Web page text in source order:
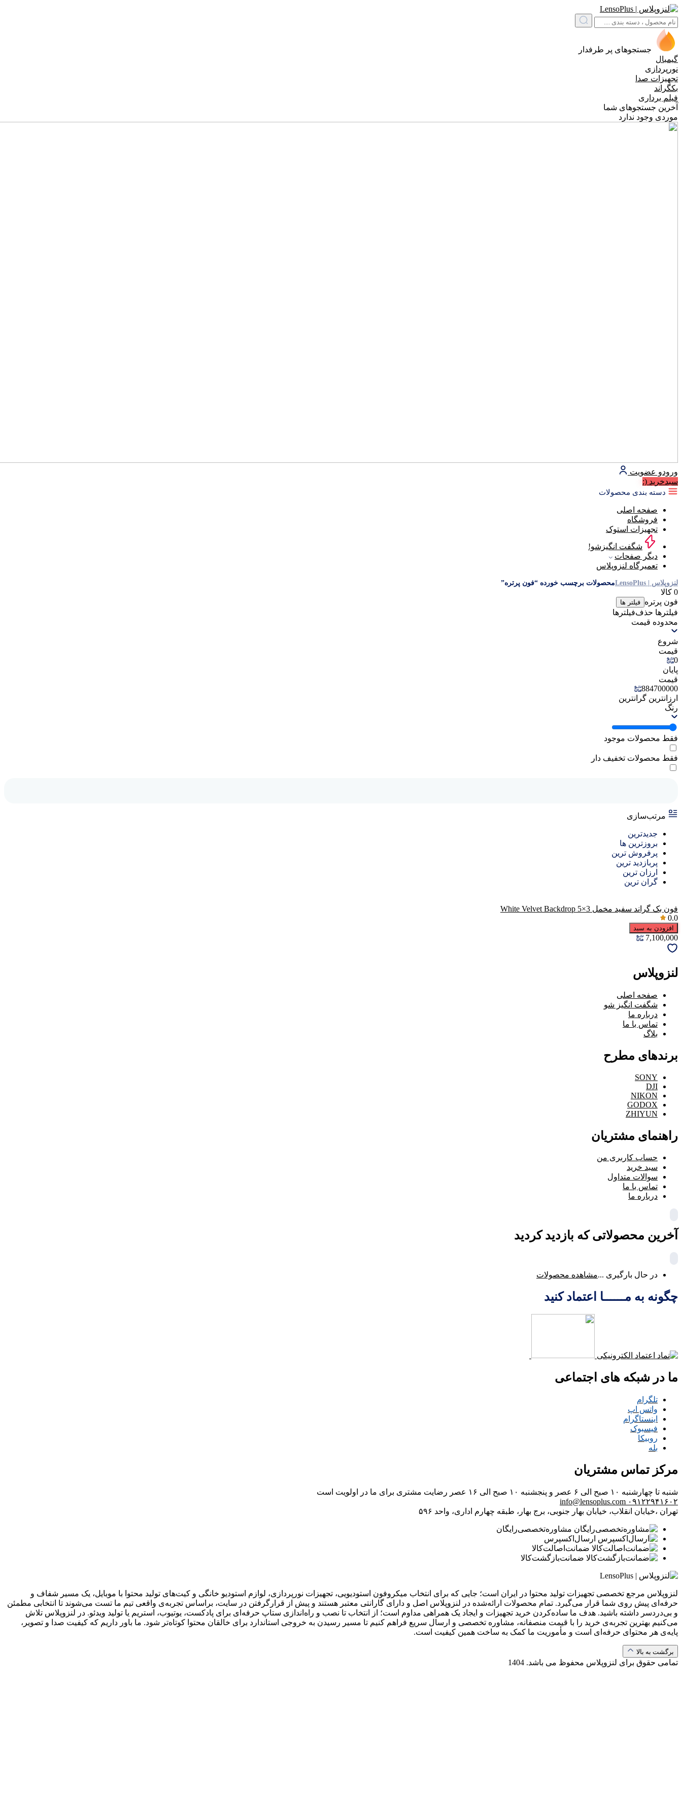
جستجوهای پر طرفدار
گیمبال
نورپردازی
تجهیزات صدا
بکگراند
فیلم برداری
آخرین جستجوهای شما
موردی وجود ندارد
ورودو عضویت
سبد‌خرید (:
دسته بندی محصولات
صفحه اصلی
فروشگاه
تجهیزات استوک
شگفت انگیزشو!
دیگر صفحات
تعمیرگاه لنزوپلاس
لنزوپلاس | LensoPlus محصولات برچسب خورده “فون پرتره”
0 کالا
فون پرتره فیلتر ها
فیلترها حذف‌فیلتر‌ها
محدوده قیمت
شروع
قیمت
0
پایان
قیمت
884700000
ارزانترین گرانترین
رنگ
فقط محصولات موجود
فقط محصولات تخفیف دار
مرتب‌سازی
جدیدترین
بروزترین ها
پرفروش ترین
پربازدید ترین
ارزان ترین
گران ترین
فون بک گراند سفید مخمل White Velvet Backdrop 5×3
0.0
افزودن به سبد
7,100,000
لنزوپلاس
صفحه اصلی
شگفت انگیز شو
درباره ما
تماس با ما
بلاگ
برندهای مطرح
SONY
DJI
NIKON
GODOX
ZHIYUN
راهنمای مشتریان
حساب کاربری من
سبد خرید
سوالات متداول
تماس با ما
درباره ما
آخرین محصولاتی که بازدید کردید
در حال بارگیری ...مشاهده محصولات
چگونه به مــــــا اعتماد کنید
ما در شبکه های اجتماعی
تلگرام
واتس اپ
اینستاگرام
فیسبوک
روبیکا
بله
مرکز تماس مشتریان
شنبه تا چهارشنبه ۱۰ صبح الی ۶ عصر و پنجشنبه ۱۰ صبح الی ۱۶ عصر
رضایت مشتری برای ما در اولویت است
۰۹۱۲۲۹۴۱۶۰۲ info@lensoplus.com
تهران ،خیابان انقلاب، خیابان بهار جنوبی، برج بهار، طبقه چهارم اداری، واحد ۵۹۶
مشاوره‌تخصصی‌رایگان
ارسال‌اکسپرس
ضمانت‌اصالت‌کالا
ضمانت‌بازگشت‌کالا
لنزوپلاس مرجع تخصصی تجهیزات تولید محتوا در ایران است؛ جایی که برای انتخاب میکروفون استودیویی، تجهیزات نورپردازی، لوازم استودیو خانگی و کیت‌های تولید محتوا با موبایل، یک مسیر شفاف و
حرفه‌ای پیش روی شما قرار می‌گیرد. تمام محصولات ارائه‌شده در لنزوپلاس اصل و دارای گارانتی معتبر هستند و پیش از قرارگرفتن در سایت، براساس تجربه‌ی واقعی تیم ما تست می‌شوند تا انتخابی مطمئن
و بی‌دردسر داشته باشید. هدف ما ساده‌کردن خرید تجهیزات و ایجاد یک همراهی مداوم است؛ از انتخاب تا نصب و راه‌اندازی ستاپ حرفه‌ای برای پادکست، یوتیوب، استریم یا تولید ویدئو. در لنزوپلاس تلاش
می‌کنیم بهترین تجربه‌ی خرید را با قیمت منصفانه، مشاوره تخصصی و ارسال سریع فراهم کنیم تا مسیر رسیدن به خروجی استاندارد برای خالقان محتوا کوتاه‌تر شود. ما باور داریم که کیفیت صدا و تصویر،
پایه‌ی هر محتوای حرفه‌ای است و مأموریت ما کمک به ساخت همین کیفیت است.
برگشت به بالا
تمامی حقوق برای لنزوپلاس محفوظ می باشد. 1404